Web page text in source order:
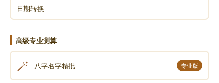
看色泽：黄金呈现出独特而均匀的金黄色，其明亮
且柔和的光泽能够更好地吸收和反射周围环境中的正能
量。在风水寓意中，这种完美的色泽象征着财富与好运
的稳固和持久，仿佛是一个强大的能量接收器和发射
器。相比之下，黄铜的颜色相对较暗，且黄中带有微微
的红色调，光泽也较为暗淡，缺乏黄金那种耀眼的质
日期转换
高级专业测算
🪄 八字名字精批 专业版